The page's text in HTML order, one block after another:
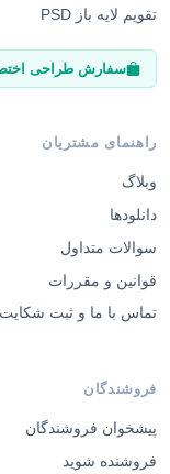
گرفته تا طرح‌های
کاربردهای
گرافیکی خود را
پوشاک پرسنل:
دیجیتال
روی عکس‌های
ویژگی‌های
فست فود